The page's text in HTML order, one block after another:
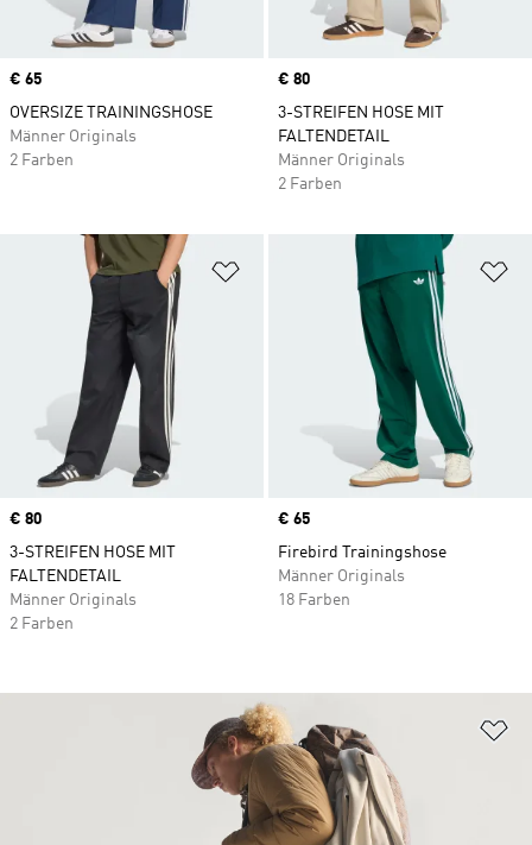
Price
€ 65
OVERSIZE TRAININGSHOSE
Männer Originals
2 Farben
Price
€ 80
3-STREIFEN HOSE MIT
FALTENDETAIL
Männer Originals
2 Farben
Zur Wunschliste hinzufügen
Price
€ 80
3-STREIFEN HOSE MIT
FALTENDETAIL
Männer Originals
2 Farben
Price
€ 65
Firebird Trainingshose
Männer Originals
18 Farben